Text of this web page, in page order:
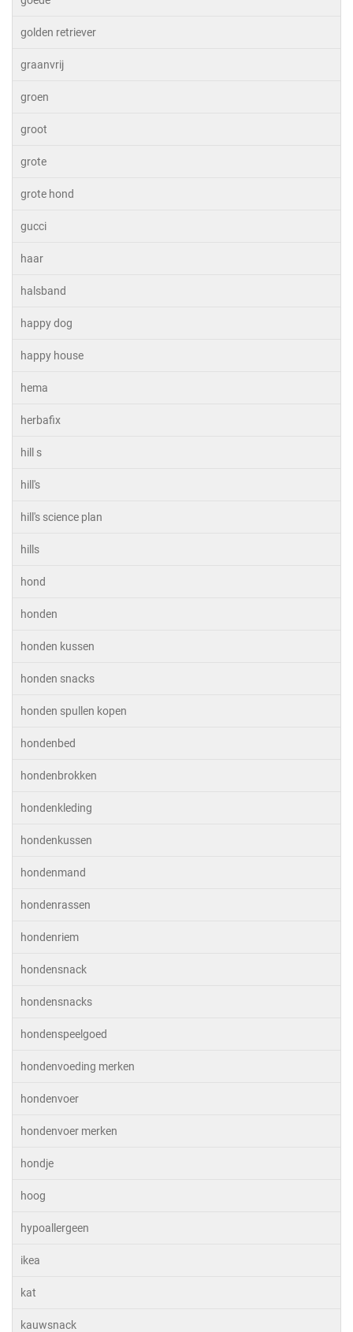
golden retriever
graanvrij
groen
groot
grote
grote hond
gucci
haar
halsband
happy dog
happy house
hema
herbafix
hill s
hill's
hill's science plan
hills
hond
honden
honden kussen
honden snacks
honden spullen kopen
hondenbed
hondenbrokken
hondenkleding
hondenkussen
hondenmand
hondenrassen
hondenriem
hondensnack
hondensnacks
hondenspeelgoed
hondenvoeding merken
hondenvoer
hondenvoer merken
hondje
hoog
hypoallergeen
ikea
kat
kauwsnack